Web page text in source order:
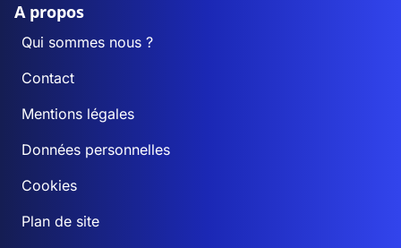
A propos
Qui sommes nous ?
Contact
Mentions légales
Données personnelles
Cookies
Plan de site